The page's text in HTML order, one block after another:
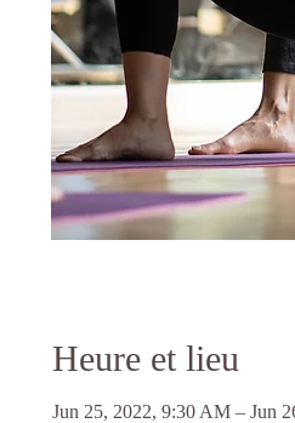
Heure et lieu
Jun 25, 2022, 9:30 AM – Jun